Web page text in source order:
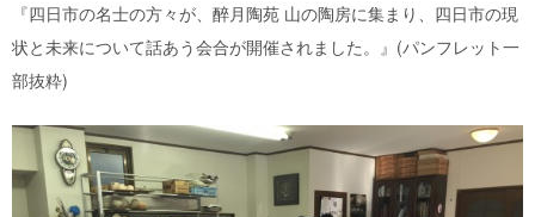
『四日市の名士の方々が、醉月陶苑 山の陶房に集まり、四日市の現
状と未来について話あう会合が開催されました。』(パンフレット一
部抜粋)